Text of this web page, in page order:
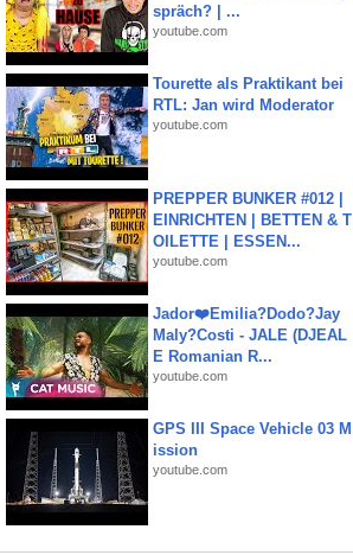
spräch? | ...
youtube.com
Tourette als Praktikant bei
RTL: Jan wird Moderator
youtube.com
PREPPER BUNKER #012 |
EINRICHTEN | BETTEN & T
OILETTE | ESSEN...
youtube.com
Jador❤️Emilia?Dodo?Jay
Maly?Costi - JALE (DJEAL
E Romanian R...
youtube.com
GPS III Space Vehicle 03 M
ission
youtube.com